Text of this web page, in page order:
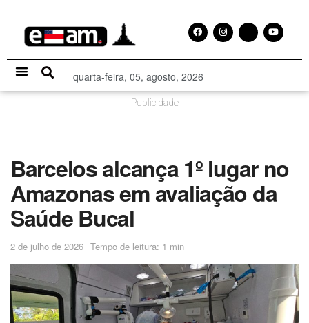
quarta-feira, 05, agosto, 2026
Publicidade
Barcelos alcança 1º lugar no
Amazonas em avaliação da
Saúde Bucal
2 de julho de 2026 Tempo de leitura: 1 min